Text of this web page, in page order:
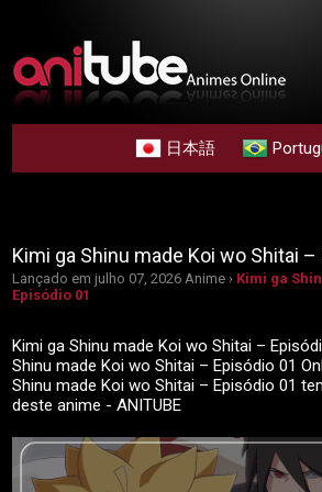
日本語
Kimi ga Shinu made Koi wo Shitai –
Lançado em julho 07, 2026 Anime › Kimi ga
Episódio 01
Kimi ga Shinu made Koi wo Shitai –
Shinu made Koi wo Shitai – Episódio 01
Shinu made Koi wo Shitai – Episódio 01
deste anime - ANITUBE